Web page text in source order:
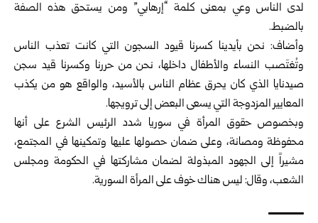
لدى الناس وعي بمعنى كلمة “إرهابي” ومن يستحق هذه الصفة
بالضبط.
وأضاف: نحن بأيدينا كسرنا قيود السجون التي كانت تعذب الناس
وتُغتَصب النساء والأطفال داخلها، نحن من حررنا وكسرنا قيد سجن
صيدنايا الذي كان يحرق عظام الناس بالأسيد، والواقع هو من يكذب
المعايير المزدوجة التي يسعى البعض إلى ترويجها.
وبخصوص حقوق المرأة في سوريا شدد الرئيس الشرع على أنها
محفوظة ومصانة، وعلى ضمان حصولها عليها وتمكينها في المجتمع،
مشيراً إلى الجهود المبذولة لضمان مشاركتها في الحكومة ومجلس
الشعب، وقال: ليس هناك خوف على المرأة السورية.